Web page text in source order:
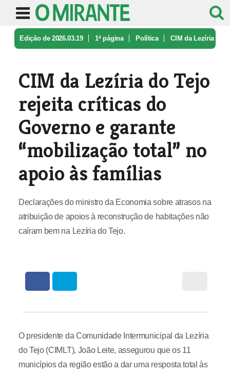
Edição de 2026.03.19 1ª página Política CIM da Lezíria
CIM da Lezíria do Tejo
rejeita críticas do
Governo e garante
“mobilização total” no
apoio às famílias
Declarações do ministro da Economia sobre atrasos na
atribuição de apoios à reconstrução de habitações não
caíram bem na Lezíria do Tejo.
O presidente da Comunidade Intermunicipal da Lezíria
do Tejo (CIMLT), João Leite, assegurou que os 11
municípios da região estão a dar uma resposta total às